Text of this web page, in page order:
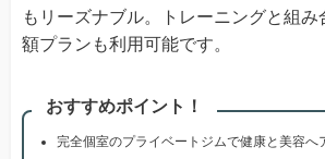
もリーズナブル。トレーニングと組み
額プランも利用可能です。
おすすめポイント！
完全個室のプライベートジムで健康と美容へ